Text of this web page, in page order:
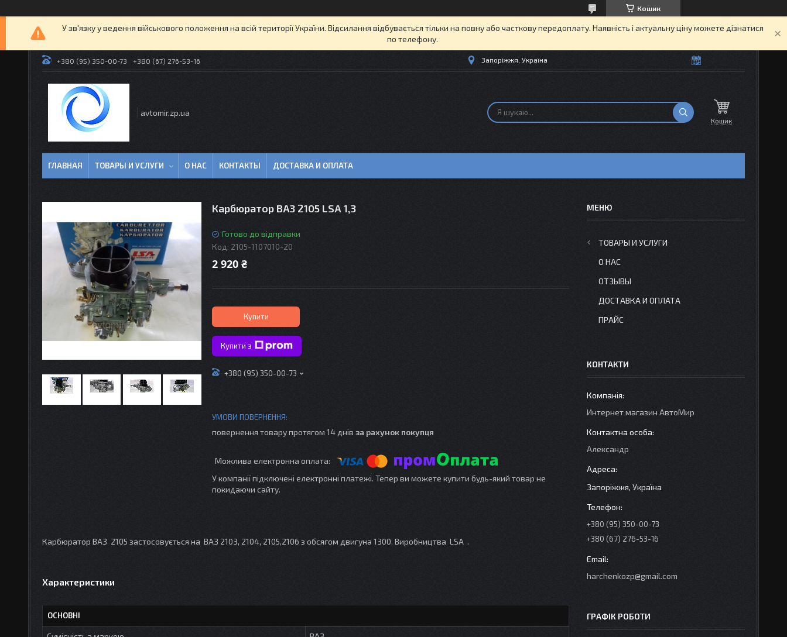
Кошик
У зв'язку у ведення військового положення на всій території України. Відсилання відбувається тільки на повну або часткову передоплату. Наявність і актуальну ціну можете дізнатися
по телефону.
+380 (95) 350-00-73 +380 (67) 276-53-16 Запоріжжя, Україна
avtomir.zp.ua
Кошик
ГЛАВНАЯ ТОВАРЫ И УСЛУГИ О НАС КОНТАКТЫ ДОСТАВКА И ОПЛАТА
Карбюратор ВАЗ 2105 LSA 1,3
Готово до відправки
Код: 2105-1107010-20
2 920 ₴
Купити
Купити з
+380 (95) 350-00-73
повернення товару протягом 14 днів за рахунок покупця
У компанії підключені електронні платежі. Тепер ви можете купити будь-який товар не
покидаючи сайту.
Карбюратор ВАЗ 2105 застосовується на ВАЗ 2103, 2104, 2105,2106 з обсягом двигуна 1300. Виробництва LSA .
Характеристики
ОСНОВНІ
ТОВАРЫ И УСЛУГИ
О НАС
ОТЗЫВЫ
ДОСТАВКА И ОПЛАТА
ПРАЙС
КОНТАКТИ
Интернет магазин АвтоМир
Александр
Запоріжжя, Україна
+380 (95) 350-00-73
+380 (67) 276-53-16
harchenkozp@gmail.com
ГРАФІК РОБОТИ